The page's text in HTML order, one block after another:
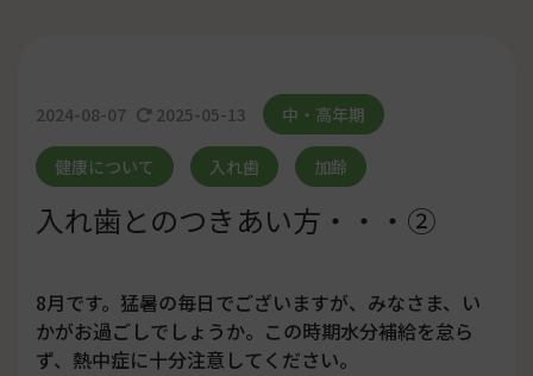
2024-08-07 2025-05-13 中・高年期
健康について 入れ歯 加齢
入れ歯とのつきあい方・・・②
8月です。猛暑の毎日でございますが、みなさま、い
かがお過ごしでしょうか。この時期水分補給を怠ら
ず、熱中症に十分注意してください。